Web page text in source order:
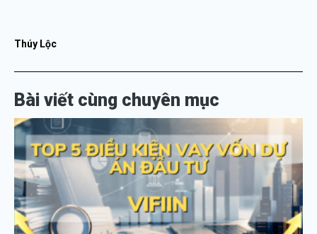
Thúy Lộc
Bài viết cùng chuyên mục